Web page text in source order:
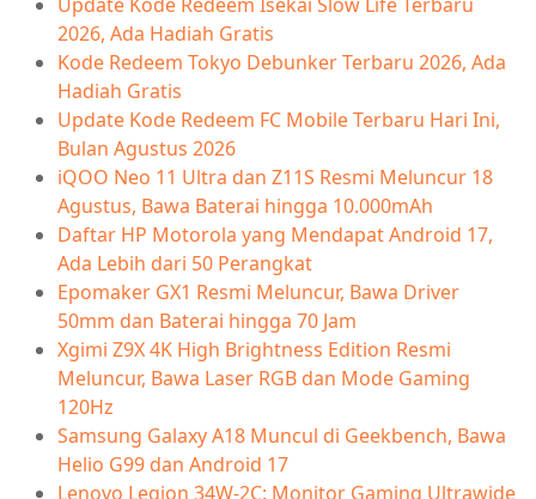
2026, Ada Hadiah Gratis
Kode Redeem Tokyo Debunker Terbaru 2026, Ada
Hadiah Gratis
Update Kode Redeem FC Mobile Terbaru Hari Ini,
Bulan Agustus 2026
iQOO Neo 11 Ultra dan Z11S Resmi Meluncur 18
Agustus, Bawa Baterai hingga 10.000mAh
Daftar HP Motorola yang Mendapat Android 17,
Ada Lebih dari 50 Perangkat
Epomaker GX1 Resmi Meluncur, Bawa Driver
50mm dan Baterai hingga 70 Jam
Xgimi Z9X 4K High Brightness Edition Resmi
Meluncur, Bawa Laser RGB dan Mode Gaming
120Hz
Samsung Galaxy A18 Muncul di Geekbench, Bawa
Helio G99 dan Android 17
Lenovo Legion 34W-2C: Monitor Gaming Ultrawide